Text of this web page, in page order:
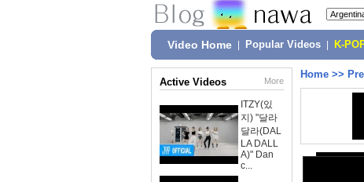
Video Home Popular Videos K-
Active Videos More
ITZY(있
지) "달라
달라(DAL
LA DALL
A)" Dan
c...
Home >>